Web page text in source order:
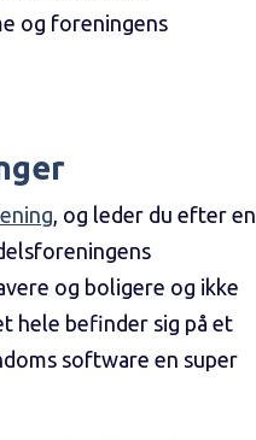
og foreningens
, og leder du efter en
og boligere og ikke
hele befinder sig på et
software en super